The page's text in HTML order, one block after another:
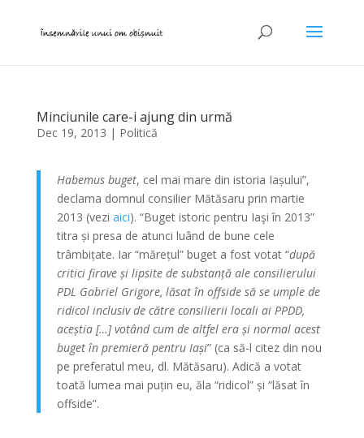
Minciunile care-i ajung din urmă
Dec 19, 2013 | Politică
Habemus buget, cel mai mare din istoria Iașului”,
declama domnul consilier Mătăsaru prin martie
2013 (vezi aici). “Buget istoric pentru Iaşi în 2013”
titra și presa de atunci luând de bune cele
trâmbițate. Iar “mărețul” buget a fost votat “după
critici firave și lipsite de substanță ale consilierului
PDL Gabriel Grigore, lăsat în offside să se umple de
ridicol inclusiv de către consilierii locali ai PPDD,
aceștia […] votând cum de altfel era și normal acest
buget în premieră pentru Iași” (ca să-l citez din nou
pe preferatul meu, dl. Mătăsaru). Adică a votat
toată lumea mai puțin eu, ăla “ridicol” și “lăsat în
offside”.